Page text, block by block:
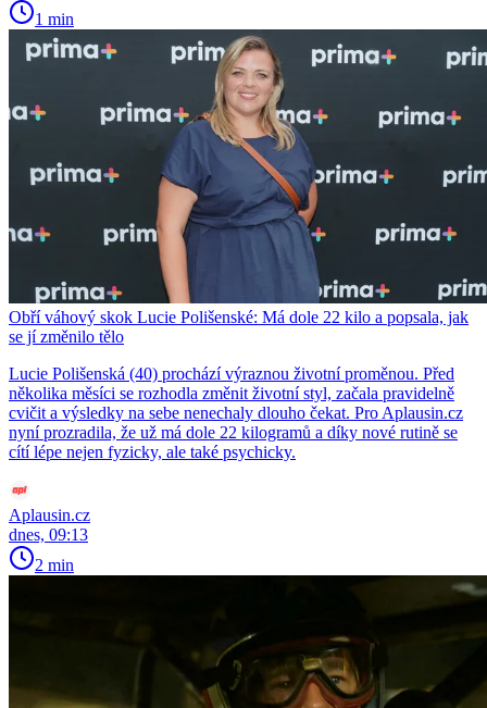
1 min
Obří váhový skok Lucie Polišenské: Má dole 22 kilo a popsala, jak
se jí změnilo tělo
Lucie Polišenská (40) prochází výraznou životní proměnou. Před
několika měsíci se rozhodla změnit životní styl, začala pravidelně
cvičit a výsledky na sebe nenechaly dlouho čekat. Pro Aplausin.cz
nyní prozradila, že už má dole 22 kilogramů a díky nové rutině se
cítí lépe nejen fyzicky, ale také psychicky.
Aplausin.cz
dnes, 09:13
2 min